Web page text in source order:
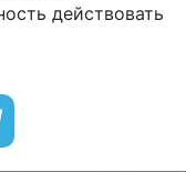
действовать